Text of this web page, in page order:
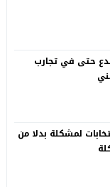
حتى في تجارب
لمشكلة بدلا من